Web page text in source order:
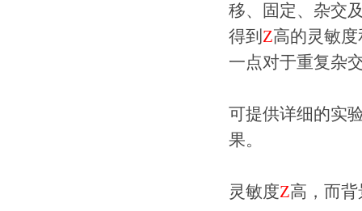
移、固定、杂交
得到 Z高的灵敏度
一点对于重复杂
可提供详细的实
果。
灵敏度Z高，而